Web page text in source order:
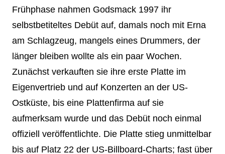
Frühphase nahmen Godsmack 1997 ihr
selbstbetiteltes Debüt auf, damals noch mit Erna
am Schlagzeug, mangels eines Drummers, der
länger bleiben wollte als ein paar Wochen.
Zunächst verkauften sie ihre erste Platte im
Eigenvertrieb und auf Konzerten an der US-
Ostküste, bis eine Plattenfirma auf sie
aufmerksam wurde und das Debüt noch einmal
offiziell veröffentlichte. Die Platte stieg unmittelbar
bis auf Platz 22 der US-Billboard-Charts; fast über